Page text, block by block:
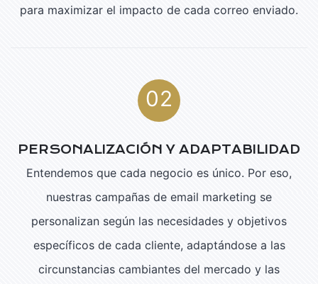
para maximizar el impacto de cada correo enviado.
02
PERSONALIZACIÓN Y ADAPTABILIDAD
Entendemos que cada negocio es único. Por eso,
nuestras campañas de email marketing se
personalizan según las necesidades y objetivos
específicos de cada cliente, adaptándose a las
circunstancias cambiantes del mercado y las